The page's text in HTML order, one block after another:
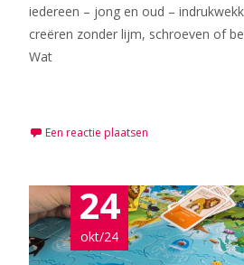
iedereen – jong en oud –
creëren zonder lijm, schroeven of
Wat
Een reactie plaatsen
24
okt/24